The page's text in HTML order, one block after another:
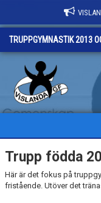
TRUPPGYMNASTIK 2013
HEM
NYHETER
Trupp födda
Här är det fokus på
fristående. Utöver det